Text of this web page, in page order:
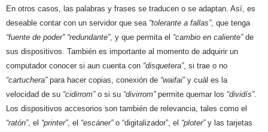
En otros casos, las palabras y frases se traducen o se adaptan. Así, es
deseable contar con un servidor que sea “tolerante a fallas”, que tenga
“fuente de poder” “redundante”, y que permita el “cambio en caliente”de
sus dispositivos. También es importante al momento de adquirir un
computador conocer si aun cuenta con “disquetera”, si trae o no
“cartuchera”para hacer copias, conexión de “waifai”y cuál es la
velocidad de su “cidirrom”o si su “divirrom”permite quemar los “dividís”.
Los dispositivos accesorios son también de relevancia, tales como el
“ratón”, el “printer”, el “escáner”o “digitalizador”, el “ploter”y las tarjetas